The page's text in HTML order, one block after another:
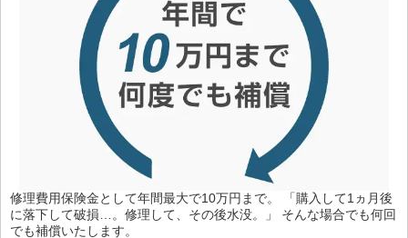
修理費用保険金として年間最大で10万円まで。 「購入して1ヵ月後
に落下して破損…。修理して、その後水没。」 そんな場合でも何回
でも補償いたします。